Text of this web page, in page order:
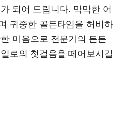
되어 드립니다. 막막한 어
귀중한 골든타임을 허비하
마음으로 전문가의 든든
로의 첫걸음을 떼어보시길